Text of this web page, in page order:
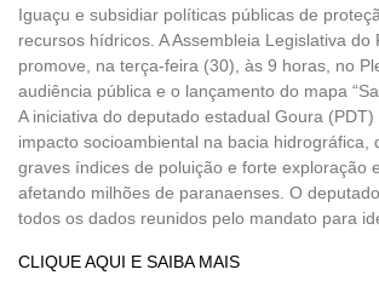
Iguaçu e subsidiar políticas públicas de
recursos hídricos. A Assembleia Legislativa do
promove, na terça-feira (30), às 9 horas, no
audiência pública e o lançamento do mapa
A iniciativa do deputado estadual Goura
impacto socioambiental na bacia hidrográfica,
graves índices de poluição e forte exploração
afetando milhões de paranaenses. O
todos os dados reunidos pelo mandato para
CLIQUE AQUI E SAIBA MAIS